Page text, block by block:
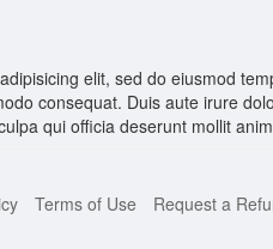
elit, sed do eiusmod
consequat. Duis aute irure
qui officia deserunt mollit
Terms of Use Request a